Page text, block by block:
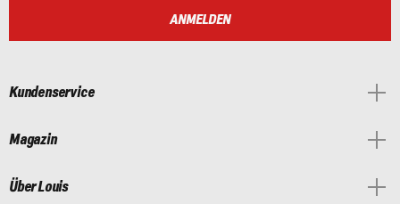
ANMELDEN
Kundenservice
Magazin
Über Louis